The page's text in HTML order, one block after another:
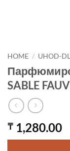
HOME / UHOD-
SABLE
₸ 1,280.00